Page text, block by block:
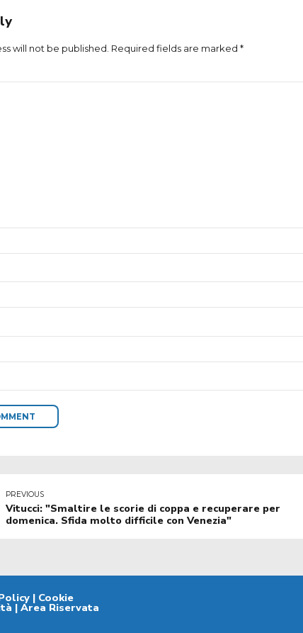
will not be published. Required fields are marked *
PREVIOUS
Vitucci: "Smaltire le scorie di coppa e recuperare per
domenica. Sfida molto difficile con Venezia"
| Cookie
| Area Riservata